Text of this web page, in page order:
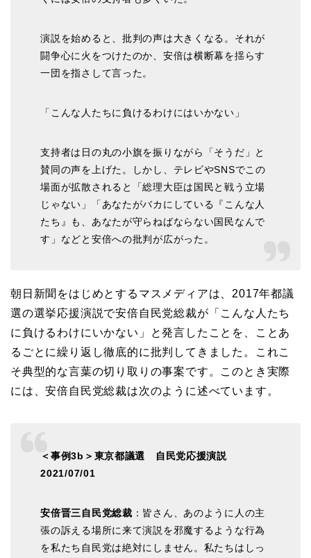
演説を始めると、批判の声は大きくなる。それが
闘争心に火をつけたのか、安倍は横断幕を揺らす
一団を指さして言った。
「こんな人たちに負けるわけにはいかない」
支持者は日の丸の小旗を振りながら「そうだ」と
賛同の声を上げた。しかし、テレビやSNSでこの
場面が拡散されると「総理大臣は国民と戦う立場
じゃない」「あなたがバカにしている『こんな人
たち』も、あなたが守らねばならない国民なんで
す」などと安倍への批判が広がった。
朝日新聞をはじめとするマスメディアは、2017年都議
選の選挙応援演説で安倍自民党総裁が「こんな人たち
に負けるわけにいかない」と発言したことを、ことあ
るごとに繰り返し徹底的に批判してきました。これこ
そ典型的な言葉の切り取りの事案です。このとき実際
には、安倍自民党総裁は次のように述べています。
＜事例3b＞東京都議選 自民党応援演説
2021/07/01
安倍晋三自民党総裁 ：皆さん、あのように人の主
張の訴える場所に来て演説を邪魔するような行為
を私たち自民党は絶対にしません。私たちはしっ